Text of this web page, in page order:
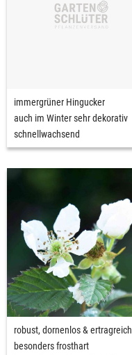
immergrüner Hingucker
auch im Winter sehr dekorativ
schnellwachsend
robust, dornenlos & ertragreich
besonders frosthart